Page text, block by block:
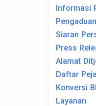
Informasi
Pengaduan
Siaran
Press
Alamat
Daftar
Konversi
Layanan